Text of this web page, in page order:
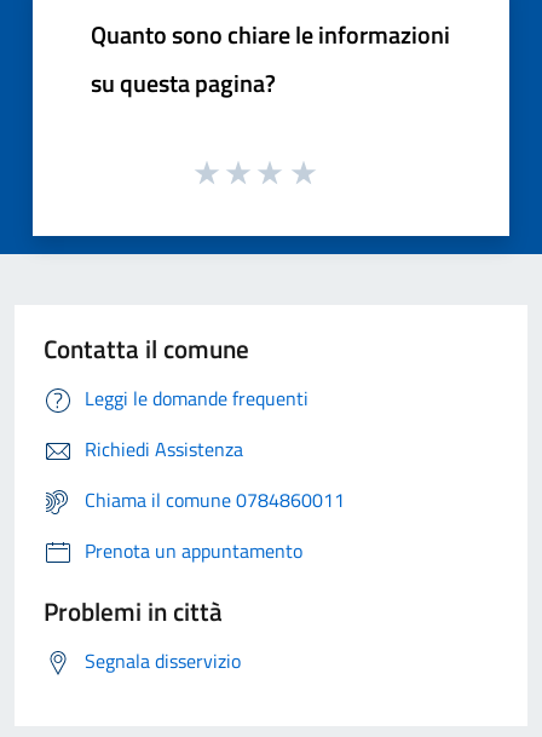
Quanto sono chiare le informazioni
su questa pagina?
Contatta il comune
Leggi le domande frequenti
Richiedi Assistenza
Chiama il comune 0784860011
Prenota un appuntamento
Problemi in città
Segnala disservizio